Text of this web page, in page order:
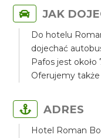
JAK
Do hotelu
dojechać
Pafos jest około
Oferujemy
ADRES
Hotel Roman